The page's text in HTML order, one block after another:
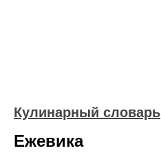
Кулинарный словарь
Ежевика